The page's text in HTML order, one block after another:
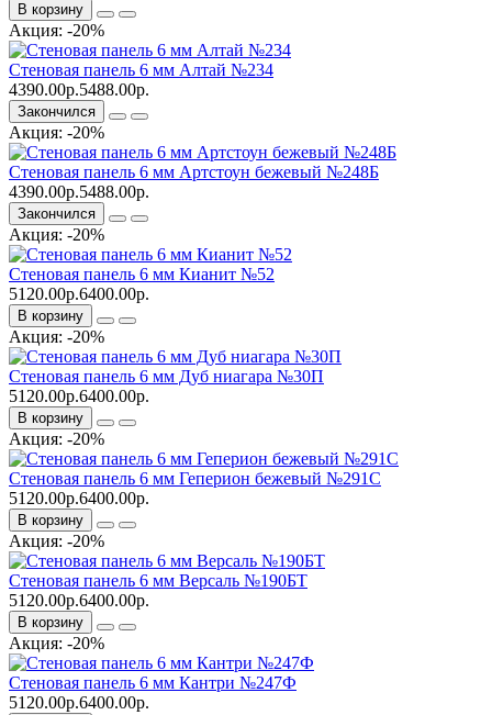
В корзину
Акция: -20%
Стеновая панель 6 мм Алтай №234
4390.00р.5488.00р.
Закончился
Акция: -20%
Стеновая панель 6 мм Артстоун бежевый №248Б
4390.00р.5488.00р.
Закончился
Акция: -20%
Стеновая панель 6 мм Кианит №52
5120.00р.6400.00р.
В корзину
Акция: -20%
Стеновая панель 6 мм Дуб ниагара №30П
5120.00р.6400.00р.
В корзину
Акция: -20%
Стеновая панель 6 мм Геперион бежевый №291С
5120.00р.6400.00р.
В корзину
Акция: -20%
Стеновая панель 6 мм Версаль №190БТ
5120.00р.6400.00р.
В корзину
Акция: -20%
Стеновая панель 6 мм Кантри №247Ф
5120.00р.6400.00р.